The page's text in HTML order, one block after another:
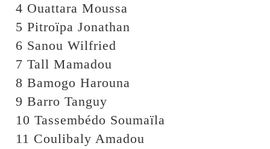
4 Ouattara Moussa
5 Pitroïpa Jonathan
6 Sanou Wilfried
7 Tall Mamadou
8 Bamogo Harouna
9 Barro Tanguy
10 Tassembédo Soumaïla
11 Coulibaly Amadou